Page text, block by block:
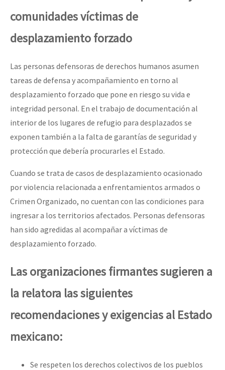
comunidades víctimas de
desplazamiento forzado
Las personas defensoras de derechos humanos asumen
tareas de defensa y acompañamiento en torno al
desplazamiento forzado que pone en riesgo su vida e
integridad personal. En el trabajo de documentación al
interior de los lugares de refugio para desplazados se
exponen también a la falta de garantías de seguridad y
protección que debería procurarles el Estado.
Cuando se trata de casos de desplazamiento ocasionado
por violencia relacionada a enfrentamientos armados o
Crimen Organizado, no cuentan con las condiciones para
ingresar a los territorios afectados. Personas defensoras
han sido agredidas al acompañar a víctimas de
desplazamiento forzado.
Las organizaciones firmantes sugieren a
la relatora las siguientes
recomendaciones y exigencias al Estado
mexicano:
Se respeten los derechos colectivos de los pueblos